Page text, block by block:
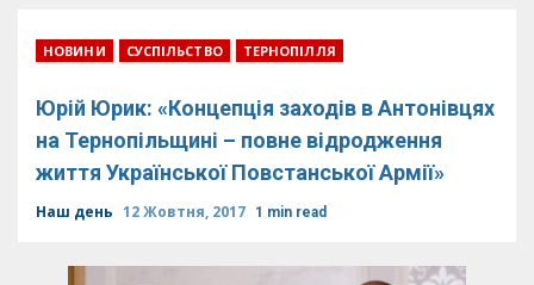
НОВИНИ СУСПІЛЬСТВО ТЕРНОПІЛЛЯ
Юрій Юрик: «Концепція заходів в Антонівцях
на Тернопільщині – повне відродження
життя Української Повстанської Армії»
Наш день 12 Жовтня, 2017 1 min read